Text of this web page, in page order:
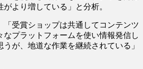
より増している」と分析。
受賞ショップは共通してコンテンツ
なプラットフォームを使い情報発信し
が、地道な作業を継続されている」